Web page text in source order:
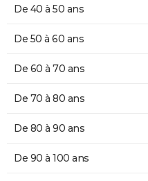
De 40 à 50 ans
De 50 à 60 ans
De 60 à 70 ans
De 70 à 80 ans
De 80 à 90 ans
De 90 à 100 ans